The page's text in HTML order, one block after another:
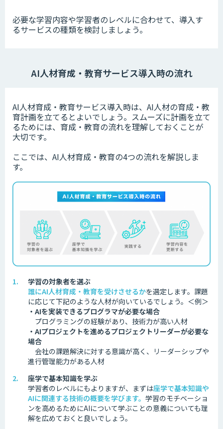
必要な学習内容や学習者のレベルに合わせて、導入す
るサービスの種類を検討しましょう。
AI人材育成・教育サービス導入時の流れ
AI人材育成・教育サービス導入時は、AI人材の育成・教
育計画を立てるとよいでしょう。スムーズに計画を立て
るためには、育成・教育の流れを理解しておくことが
大切です。
ここでは、AI人材育成・教育の4つの流れを解説しま
す。
学習の対象者を選ぶ
誰にAI人材育成・教育を受けさせるかを選定します。 課題
に応じて下記のような人材が向いているでしょう。 ＜例＞
・AIを実装できるプログラマが必要な場合
プログラミングの経験があり、技術力が高い人材
・AIプロジェクトを進めるプロジェクトリーダーが必要な
場合
会社の課題解決に対する意識が高く、リーダーシップや
進行管理能力がある人材
座学で基本知識を学ぶ
学習者のレベルにもよりますが、まずは座学で基本知識や
AIに関連する技術の概要を学びます。 学習のモチベーショ
ンを高めるためにAIについて学ぶことの意義についても理
解を広めておくと良いでしょう。